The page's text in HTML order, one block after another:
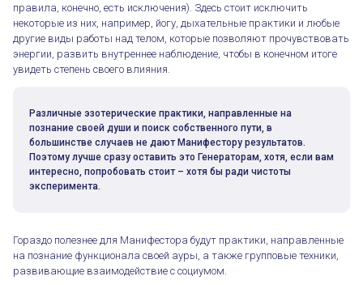
правила, конечно, есть исключения). Здесь стоит исключить
некоторые из них, например, йогу, дыхательные практики и любые
другие виды работы над телом, которые позволяют прочувствовать
энергии, развить внутреннее наблюдение, чтобы в конечном итоге
увидеть степень своего влияния.
Различные эзотерические практики, направленные на
познание своей души и поиск собственного пути, в
большинстве случаев не дают Манифестору результатов.
Поэтому лучше сразу оставить это Генераторам, хотя, если вам
интересно, попробовать стоит – хотя бы ради чистоты
эксперимента.
Гораздо полезнее для Манифестора будут практики, направленные
на познание функционала своей ауры, а также групповые техники,
развивающие взаимодействие с социумом.